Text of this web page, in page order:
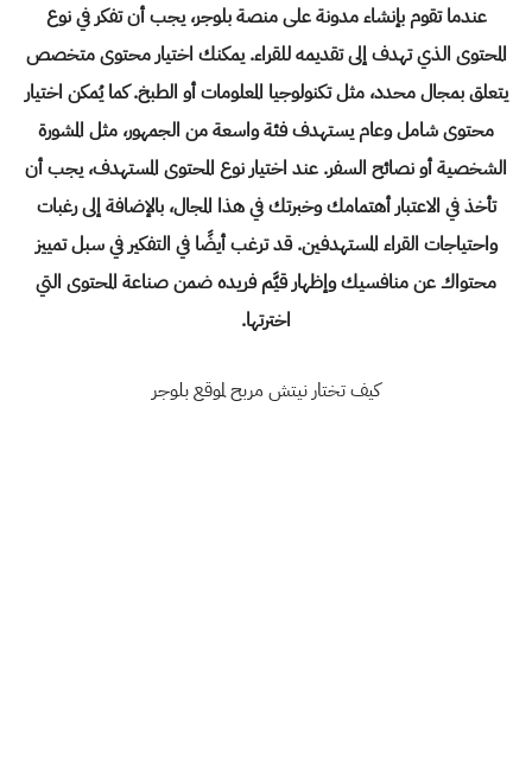
عندما تقوم بإنشاء مدونة علىمنصة بلوجر، يجب أن تفكر في نوع
المحتوى الذي تهدف إلى تقديمه للقراء. يمكنك اختيار محتوى متخصص
يتعلق بمجال محدد، مثل تكنولوجيا المعلومات أو الطبخ. كما يُمكن اختيار
محتوى شامل وعام يستهدف فئة واسعة من الجمهور، مثل المشورة
الشخصية أو نصائح السفر. عند اختيار نوع المحتوى المستهدف، يجب أن
تأخذ في الاعتبار أهتمامك وخبرتك في هذا المجال، بالإضافة إلى رغبات
واحتياجات القراء المستهدفين. قد ترغب أيضًا في التفكير في سبل تمييز
محتواك عن منافسيك وإظهار قيَّم فريده ضمن صناعة المحتوى التي
اخترتها.
كيف تختار نيتش مربح لموقع بلوجر